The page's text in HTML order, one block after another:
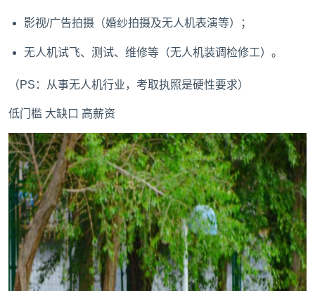
影视/广告拍摄（婚纱拍摄及无人机表演等）；
无人机试飞、测试、维修等（无人机装调检修工）。
（PS：从事无人机行业，考取执照是硬性要求）
低门槛 大缺口 高薪资